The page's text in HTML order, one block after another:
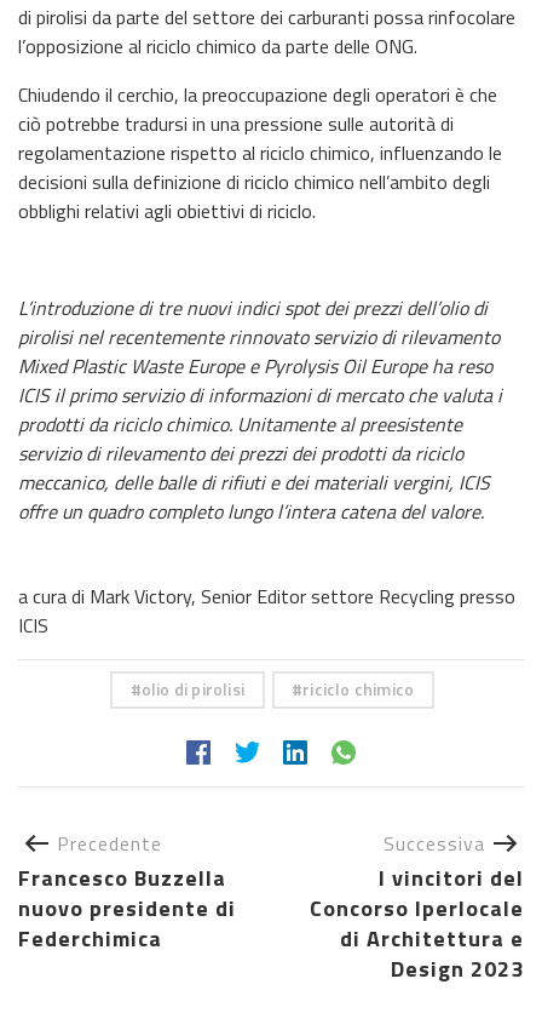
di pirolisi da parte del settore dei carburanti possa rinfocolare
l’opposizione al riciclo chimico da parte delle ONG.
Chiudendo il cerchio, la preoccupazione degli operatori è che
ciò potrebbe tradursi in una pressione sulle autorità di
regolamentazione rispetto al riciclo chimico, influenzando le
decisioni sulla definizione di riciclo chimico nell’ambito degli
obblighi relativi agli obiettivi di riciclo.
L’introduzione di tre nuovi indici spot dei prezzi dell’olio di
pirolisi nel recentemente rinnovato servizio di rilevamento
Mixed Plastic Waste Europe e Pyrolysis Oil Europe ha reso
ICIS il primo servizio di informazioni di mercato che valuta i
prodotti da riciclo chimico. Unitamente al preesistente
servizio di rilevamento dei prezzi dei prodotti da riciclo
meccanico, delle balle di rifiuti e dei materiali vergini, ICIS
offre un quadro completo lungo l’intera catena del valore.
a cura di Mark Victory, Senior Editor settore Recycling presso
ICIS
olio di pirolisi riciclo chimico
Precedente
Francesco Buzzella
nuovo presidente di
Federchimica
Successiva
I vincitori del
Concorso Iperlocale
di Architettura e
Design 2023